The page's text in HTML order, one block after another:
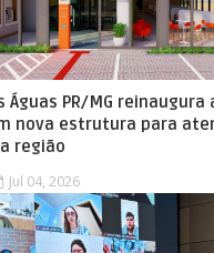
Águas PR/MG reinaugura
nova estrutura para
região
Jul 04, 2026